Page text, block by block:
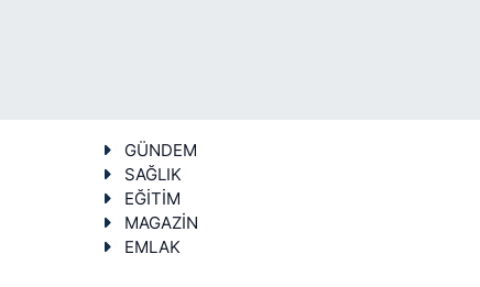
GÜNDEM
SAĞLIK
EĞİTİM
MAGAZİN
EMLAK